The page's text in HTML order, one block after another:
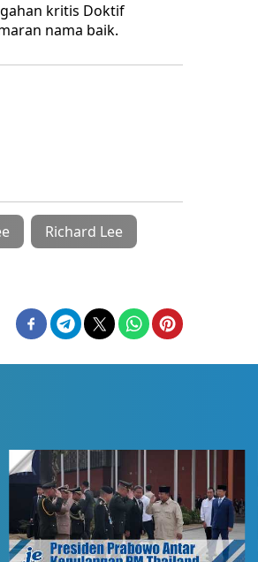
kritis Doktif
nama baik.
Richard Lee